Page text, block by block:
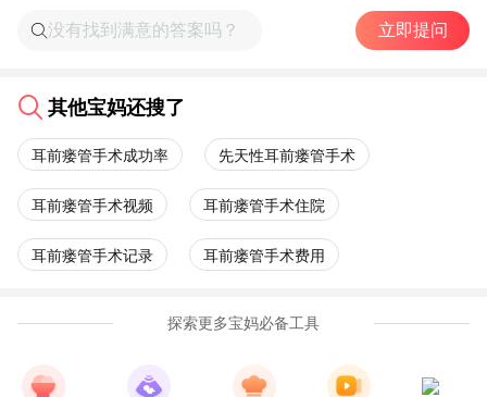
立即提问
其他宝妈还搜了
耳前瘘管手术成功率 先天性耳前瘘管手术
耳前瘘管手术视频 耳前瘘管手术住院
耳前瘘管手术记录 耳前瘘管手术费用
探索更多宝妈必备工具